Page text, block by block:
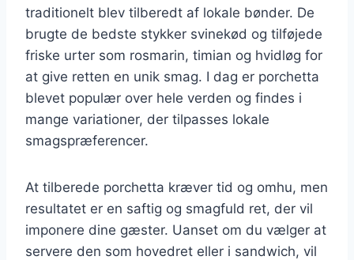
traditionelt blev tilberedt af lokale bønder. De
brugte de bedste stykker svinekød og tilføjede
friske urter som rosmarin, timian og hvidløg for
at give retten en unik smag. I dag er porchetta
blevet populær over hele verden og findes i
mange variationer, der tilpasses lokale
smagspræferencer.
At tilberede porchetta kræver tid og omhu, men
resultatet er en saftig og smagfuld ret, der vil
imponere dine gæster. Uanset om du vælger at
servere den som hovedret eller i sandwich, vil